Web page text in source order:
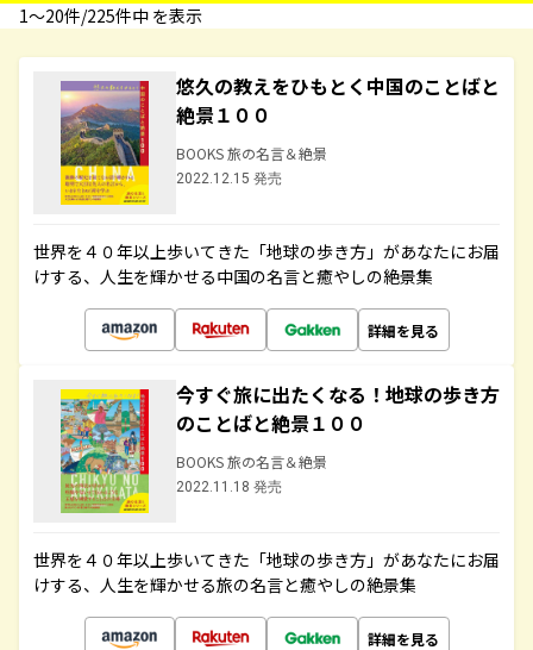
1〜20件/225件中 を表示
悠久の教えをひもとく中国のことばと
絶景１００
BOOKS 旅の名言＆絶景
2022.12.15 発売
世界を４０年以上歩いてきた「地球の歩き方」があなたにお届
けする、人生を輝かせる中国の名言と癒やしの絶景集
詳細を見る
今すぐ旅に出たくなる！地球の歩き方
のことばと絶景１００
BOOKS 旅の名言＆絶景
2022.11.18 発売
世界を４０年以上歩いてきた「地球の歩き方」があなたにお届
けする、人生を輝かせる旅の名言と癒やしの絶景集
詳細を見る